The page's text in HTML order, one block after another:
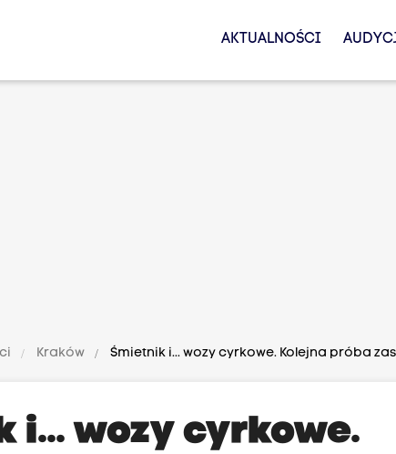
AKTUALNOŚCI
Kraków Śmietnik i... wozy cyrkowe. Kolejna próba
i... wozy cyrkowe.